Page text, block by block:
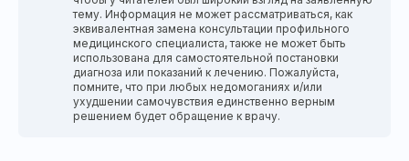
тему. Информация не может рассматриваться, как
эквивалентная замена консультации профильного
медицинского специалиста, также не может быть
использована для самостоятельной постановки
диагноза или показаний к лечению. Пожалуйста,
помните, что при любых недомоганиях и/или
ухудшении самочувствия единственно верным
решением будет обращение к врачу.